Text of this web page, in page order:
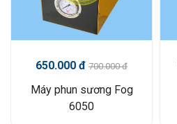
650.000 đ 700.000 đ
Máy phun sương Fog
6050